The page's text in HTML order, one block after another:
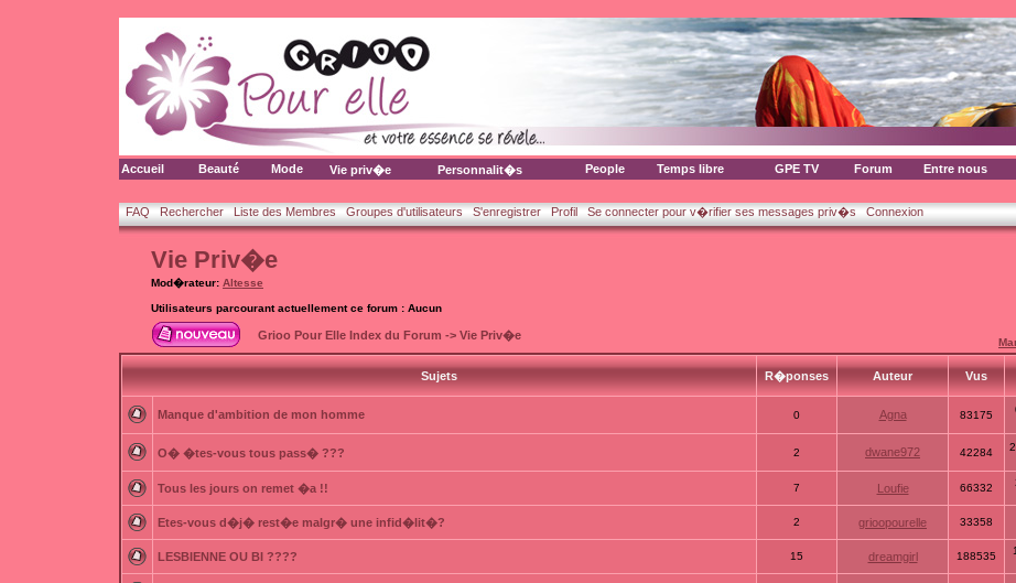
Accueil Beauté Mode Vie priv�e Personnalit�s People Temps libre GPE TV Forum Entre nous
FAQ Rechercher Liste des Membres Groupes d'utilisateurs S'enregistrer Profil Se connecter pour v�rifier ses messages priv�s Connexion
Vie Priv�e
Mod�rateur: Altesse
Utilisateurs parcourant actuellement ce forum : Aucun
Grioo Pour Elle Index du Forum -> Vie Priv�e
Sujets R�ponses Auteur Vus
Manque d'ambition de mon homme 0 Agna 83175
O� �tes-vous tous pass� ??? 2 dwane972 42284
Tous les jours on remet �a !! 7 Loufie 66332
Etes-vous d�j� rest�e malgr� une infid�lit�? 2 grioopourelle 33358
LESBIENNE OU BI ???? 15 dreamgirl 188535